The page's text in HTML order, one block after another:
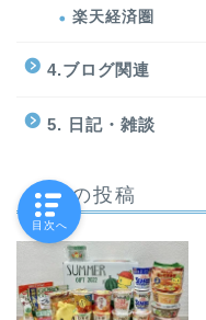
楽天経済圏
4.ブログ関連
5. 日記・雑談
最近の投稿
目次へ